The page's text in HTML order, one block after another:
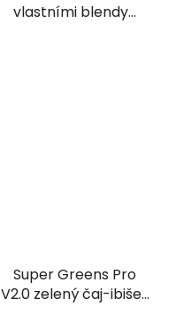
vlastními blendy...
Super Greens Pro
V2.0 zelený čaj-ibišek